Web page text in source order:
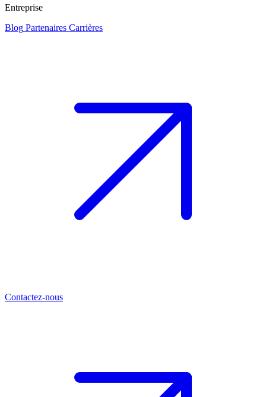
Entreprise
Blog Partenaires Carrières
Contactez-nous